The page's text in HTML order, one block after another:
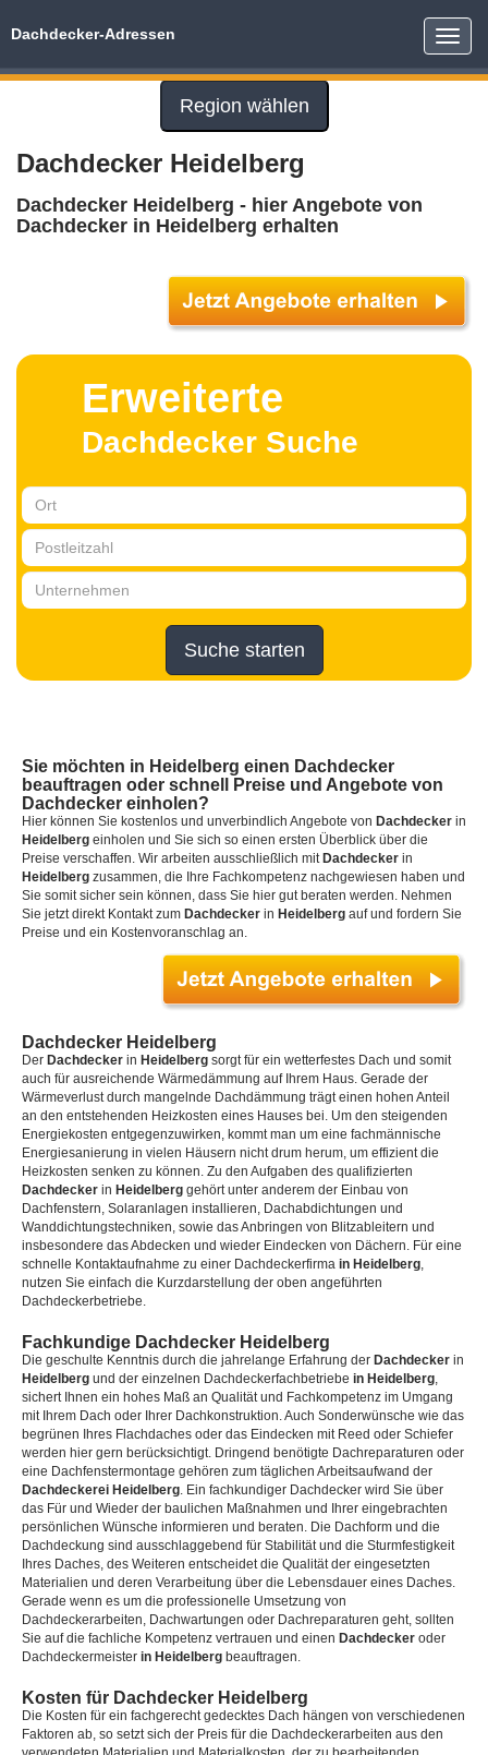
Toggle
Dachdecker-Adressen
Region wählen
Dachdecker Heidelberg
Dachdecker Heidelberg - hier Angebote von
Dachdecker in Heidelberg erhalten
Erweiterte
Dachdecker Suche
Suche starten
Sie möchten in Heidelberg einen Dachdecker
beauftragen oder schnell Preise und Angebote von
Dachdecker einholen?
Hier können Sie kostenlos und unverbindlich Angebote von Dachdecker in
Heidelberg einholen und Sie sich so einen ersten Überblick über die
Preise verschaffen. Wir arbeiten ausschließlich mit Dachdecker in
Heidelberg zusammen, die Ihre Fachkompetenz nachgewiesen haben und
Sie somit sicher sein können, dass Sie hier gut beraten werden. Nehmen
Sie jetzt direkt Kontakt zum Dachdecker in Heidelberg auf und fordern Sie
Preise und ein Kostenvoranschlag an.
Dachdecker Heidelberg
Der Dachdecker in Heidelberg sorgt für ein wetterfestes Dach und somit
auch für ausreichende Wärmedämmung auf Ihrem Haus. Gerade der
Wärmeverlust durch mangelnde Dachdämmung trägt einen hohen Anteil
an den entstehenden Heizkosten eines Hauses bei. Um den steigenden
Energiekosten entgegenzuwirken, kommt man um eine fachmännische
Energiesanierung in vielen Häusern nicht drum herum, um effizient die
Heizkosten senken zu können. Zu den Aufgaben des qualifizierten
Dachdecker in Heidelberg gehört unter anderem der Einbau von
Dachfenstern, Solaranlagen installieren, Dachabdichtungen und
Wanddichtungstechniken, sowie das Anbringen von Blitzableitern und
insbesondere das Abdecken und wieder Eindecken von Dächern. Für eine
schnelle Kontaktaufnahme zu einer Dachdeckerfirma in Heidelberg,
nutzen Sie einfach die Kurzdarstellung der oben angeführten
Dachdeckerbetriebe.
Fachkundige Dachdecker Heidelberg
Die geschulte Kenntnis durch die jahrelange Erfahrung der Dachdecker in
Heidelberg und der einzelnen Dachdeckerfachbetriebe in Heidelberg,
sichert Ihnen ein hohes Maß an Qualität und Fachkompetenz im Umgang
mit Ihrem Dach oder Ihrer Dachkonstruktion. Auch Sonderwünsche wie das
begrünen Ihres Flachdaches oder das Eindecken mit Reed oder Schiefer
werden hier gern berücksichtigt. Dringend benötigte Dachreparaturen oder
eine Dachfenstermontage gehören zum täglichen Arbeitsaufwand der
Dachdeckerei Heidelberg. Ein fachkundiger Dachdecker wird Sie über
das Für und Wieder der baulichen Maßnahmen und Ihrer eingebrachten
persönlichen Wünsche informieren und beraten. Die Dachform und die
Dachdeckung sind ausschlaggebend für Stabilität und die Sturmfestigkeit
Ihres Daches, des Weiteren entscheidet die Qualität der eingesetzten
Materialien und deren Verarbeitung über die Lebensdauer eines Daches.
Gerade wenn es um die professionelle Umsetzung von
Dachdeckerarbeiten, Dachwartungen oder Dachreparaturen geht, sollten
Sie auf die fachliche Kompetenz vertrauen und einen Dachdecker oder
Dachdeckermeister in Heidelberg beauftragen.
Kosten für Dachdecker Heidelberg
Die Kosten für ein fachgerecht gedecktes Dach hängen von verschiedenen
Faktoren ab, so setzt sich der Preis für die Dachdeckerarbeiten aus den